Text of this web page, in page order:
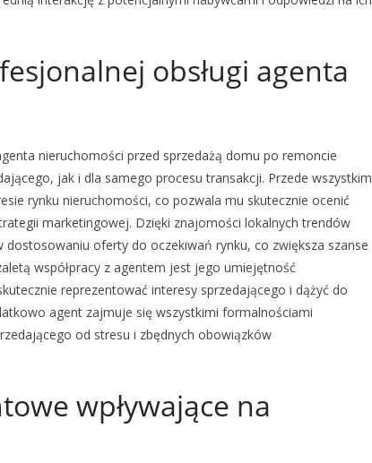
obsługi agenta
nieruchomości przed sprzedażą domu po remoncie
jak i dla samego procesu transakcji. Przede wszystkim
rynku nieruchomości, co pozwala mu skutecznie ocenić
marketingowej. Dzięki znajomości lokalnych trendów
oferty do oczekiwań rynku, co zwiększa szanse
współpracy z agentem jest jego umiejętność
reprezentować interesy sprzedającego i dążyć do
agent zajmuje się wszystkimi formalnościami
od stresu i zbędnych obowiązków
wpływające na